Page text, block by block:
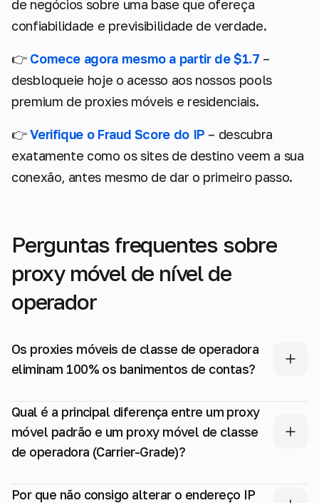
de negócios sobre uma base que ofereça
confiabilidade e previsibilidade de verdade.
👉 Comece agora mesmo a partir de $1.7 –
desbloqueie hoje o acesso aos nossos pools
premium de proxies móveis e residenciais.
👉Verifique o Fraud Score do IP – descubra
exatamente como os sites de destino veem a sua
conexão, antes mesmo de dar o primeiro passo.
Perguntas frequentes sobre
proxy móvel de nível de
operador
Os proxies móveis de classe de operadora
eliminam 100% os banimentos de contas?
Qual é a principal diferença entre um proxy
móvel padrão e um proxy móvel de classe
de operadora (Carrier-Grade)?
Por que não consigo alterar o endereço IP